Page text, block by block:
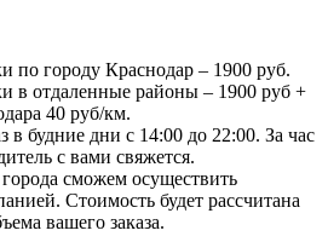
по городу Краснодар – 1900 руб.
в отдаленные районы – 1900 руб +
40 руб/км.
в будние дни с 14:00 до 22:00. За час
с вами свяжется.
сможем осуществить
Стоимость будет рассчитана
вашего заказа.